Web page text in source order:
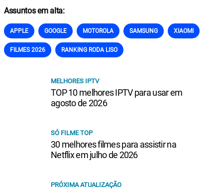
Assuntos em alta:
APPLE GOOGLE MOTOROLA SAMSUNG XIAOMI
FILMES 2026 RANKING RODA LISO
MELHORES IPTV
TOP 10 melhores IPTV para usar em
agosto de 2026
SÓ FILME TOP
30 melhores filmes para assistir na
Netflix em julho de 2026
PRÓXIMA ATUALIZAÇÃO